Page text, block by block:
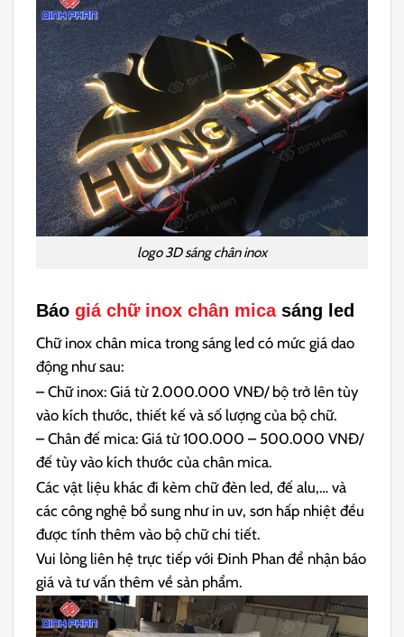
logo 3D sáng chân inox
Báogiá chữ inox chân micasáng led
Chữ inox chân mica trong sáng led có mức giá dao
động như sau:
– Chữ inox: Giá từ 2.000.000 VNĐ/ bộ trở lên tùy
vào kích thước, thiết kế và số lượng của bộ chữ.
– Chân đế mica: Giá từ 100.000 – 500.000 VNĐ/
đế tùy vào kích thước của chân mica.
Các vật liệu khác đi kèm chữ đèn led, đế alu,… và
các công nghệ bổ sung như in uv, sơn hấp nhiệt đều
được tính thêm vào bộ chữ chi tiết.
Vui lòng liên hệ trực tiếp với Đinh Phan để nhận báo
giá và tư vấn thêm về sản phẩm.